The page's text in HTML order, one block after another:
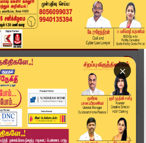
×
செந்தில் பாலாஜி ஜாமீன்